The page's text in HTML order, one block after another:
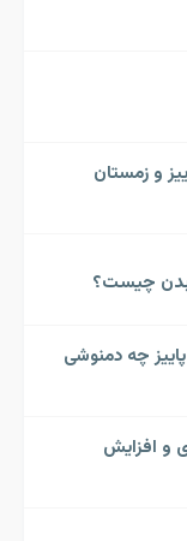
و زمستان
بدن چیست؟
چه دمنوشی
و افزایش